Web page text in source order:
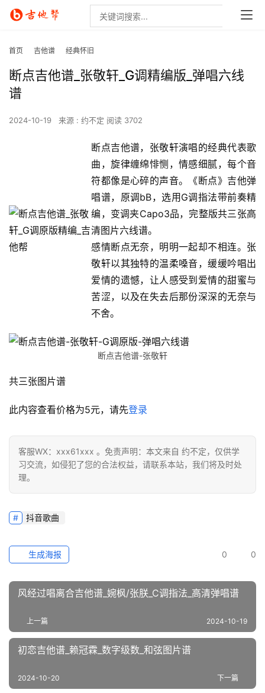
首页 吉他谱 经典怀旧
断点吉他谱_张敬轩_G调精编版_弹唱六线
谱
2024-10-19 来源 : 约不定 阅读 3702
断点吉他谱，张敬轩演唱的经典代表歌
曲，旋律缠绵悱恻，情感细腻，每个音
符都像是心碎的声音。《断点》吉他弹
唱谱，原调bB，选用G调指法带前奏精
编，变调夹Capo3品，完整版共三张高
清图片六线谱。
感情断点无奈，明明一起却不相连。张
敬轩以其独特的温柔嗓音，缓缓吟唱出
爱情的遗憾，让人感受到爱情的甜蜜与
苦涩，以及在失去后那份深深的无奈与
不舍。
断点吉他谱-张敬轩
共三张图片谱
此内容查看价格为5元，请先登录
客服WX：xxx61xxx 。免责声明：本文来自 约不定，仅供学
习交流，如侵犯了您的合法权益，请联系本站，我们将及时处
理。
抖音歌曲
0 0
生成海报
风经过唱离合吉他谱_婉枫/张朕_C调指法_高清弹唱谱
上一篇 2024-10-19
初恋吉他谱_赖冠霖_数字级数_和弦图片谱
下一篇
2024-10-20